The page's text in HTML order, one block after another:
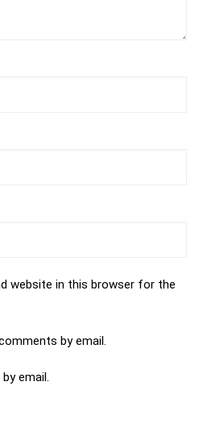
website in this browser for the
by email.
email.